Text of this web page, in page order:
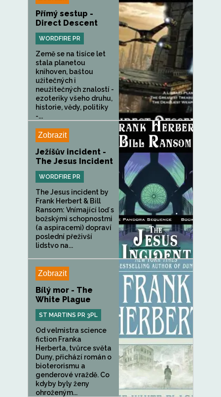
Přímý sestup -
Direct Descent
WORDFIRE PR
Země se na tisíce let
stala planetou
knihoven, baštou
užitečných i
neužitečných znalostí -
ezoteriky všeho druhu,
historie, vědy, politiky
-...
Zobrazit
Ježíšův incident -
The Jesus Incident
WORDFIRE PR
The Jesus incident by
Frank Herbert & Bill
Ransom: Vnímající loď s
božskými schopnostmi
(a aspiracemi) dopraví
poslední přeživší
lidstvo na...
Zobrazit
Bílý mor - The
White Plague
ST MARTINS PR 3PL
Od velmistra science
fiction Franka
Herberta, tvůrce světa
Duny, přichází román o
bioterorismu a
genderové vraždě. Co
kdyby byly ženy
ohroženým...